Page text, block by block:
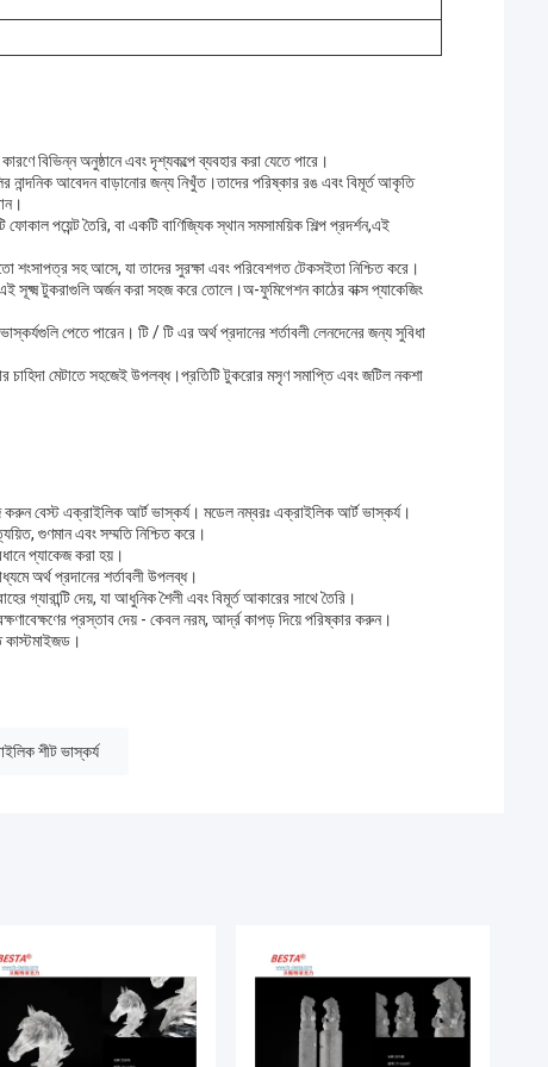
বিভিন্ন অনুষ্ঠানে এবং দৃশ্যকল্পে ব্যবহার করা যেতে পারে।
নান্দনিক আবেদন বাড়ানোর জন্য নিখুঁত।তাদের পরিষ্কার রঙ এবং বিমূর্ত আকৃতি
পয়েন্ট তৈরি, বা একটি বাণিজ্যিক স্থান সমসাময়িক শিল্প প্রদর্শন,এই
শংসাপত্র সহ আসে, যা তাদের সুরক্ষা এবং পরিবেশগত টেকসইতা নিশ্চিত করে।
সূক্ষ্ম টুকরাগুলি অর্জন করা সহজ করে তোলে।অ-ফুমিগেশন কাঠের বাক্স প্যাকেজিং
পেতে পারেন। টি / টি এর অর্থ প্রদানের শর্তাবলী লেনদেনের জন্য সুবিধা
মেটাতে সহজেই উপলব্ধ।প্রতিটি টুকরোর মসৃণ সমাপ্তি এবং জটিল নকশা
বেস্ট এক্রাইলিক আর্ট ভাস্কর্য। মডেল নম্বরঃ এক্রাইলিক আর্ট ভাস্কর্য।
গুণমান এবং সম্মতি নিশ্চিত করে।
প্যাকেজ করা হয়।
অর্থ প্রদানের শর্তাবলী উপলব্ধ।
গ্যারান্টি দেয়, যা আধুনিক শৈলী এবং বিমূর্ত আকারের সাথে তৈরি।
প্রস্তাব দেয় - কেবল নরম, আর্দ্র কাপড় দিয়ে পরিষ্কার করুন।
কাস্টমাইজড।
শীট ভাস্কর্য